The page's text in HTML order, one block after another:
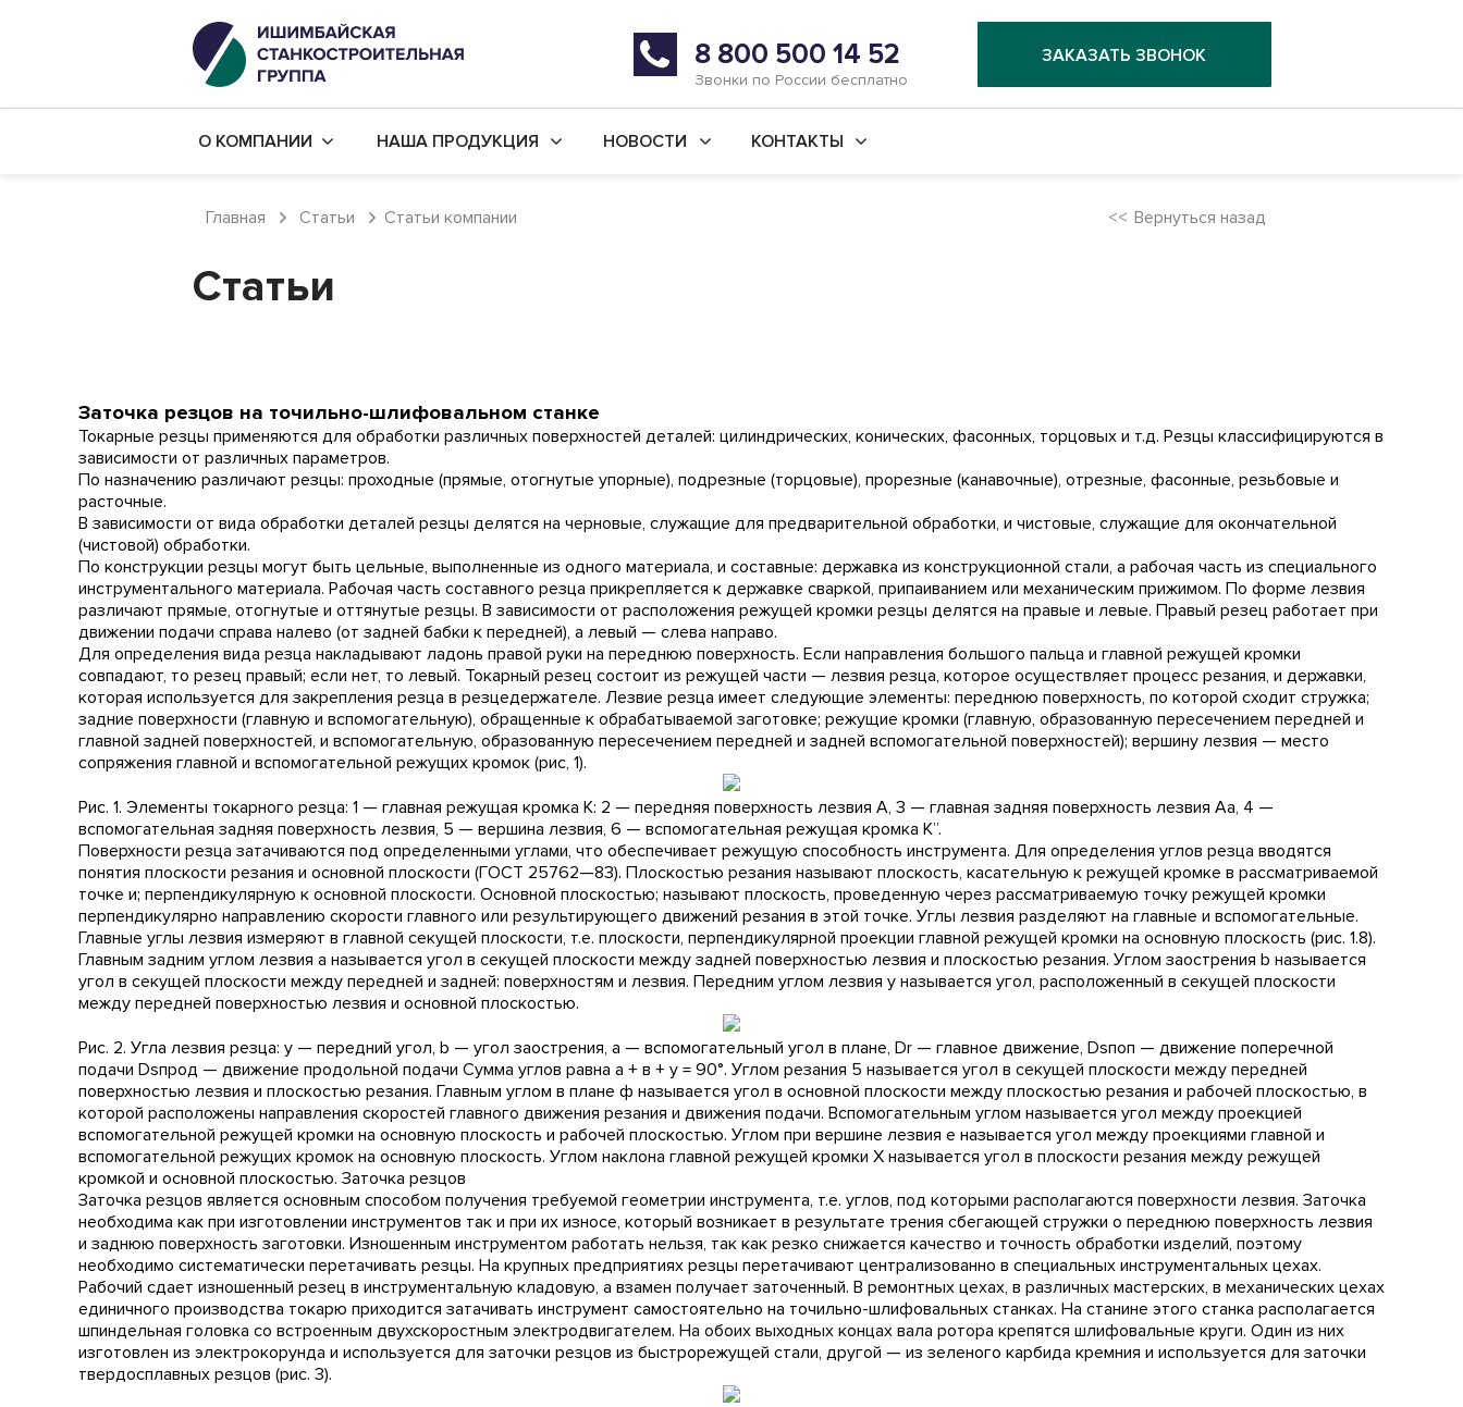
8 800 500 14 52
Звонки по России бесплатно
ЗАКАЗАТЬ ЗВОНОК
О КОМПАНИИ
Наши заказчики
НАША ПРОДУКЦИЯ
Готовые станки
НОВОСТИ КОНТАКТЫ
Главная Статьи Статьи компании Вернуться назад
Статьи
Заточка резцов на точильно-шлифовальном станке
Токарные резцы применяются для обработки различных поверхностей деталей: цилиндрических, конических, фасонных, торцовых и т.д. Резцы классифицируются в
зависимости от различных параметров.
По назначению различают резцы: проходные (прямые, отогнутые упорные), подрезные (торцовые), прорезные (канавочные), отрезные, фасонные, резьбовые и
расточные.
В зависимости от вида обработки деталей резцы делятся на черновые, служащие для предварительной обработки, и чистовые, служащие для окончательной
(чистовой) обработки.
По конструкции резцы могут быть цельные, выполненные из одного материала, и составные: державка из конструкционной стали, а рабочая часть из специального
инструментального материала. Рабочая часть составного резца прикрепляется к державке сваркой, припаиванием или механическим прижимом. По форме лезвия
различают прямые, отогнутые и оттянутые резцы. В зависимости от расположения режущей кромки резцы делятся на правые и левые. Правый резец работает при
движении подачи справа налево (от задней бабки к передней), а левый — слева направо.
Для определения вида резца накладывают ладонь правой руки на переднюю поверхность. Если направления большого пальца и главной режущей кромки
совпадают, то резец правый; если нет, то левый. Токарный резец состоит из режущей части — лезвия резца, которое осуществляет процесс резания, и державки,
которая используется для закрепления резца в резцедержателе. Лезвие резца имеет следующие элементы: переднюю поверхность, по которой сходит стружка;
задние поверхности (главную и вспомогательную), обращенные к обрабатываемой заготовке; режущие кромки (главную, образованную пересечением передней и
главной задней поверхностей, и вспомогательную, образованную пересечением передней и задней вспомогательной поверхностей); вершину лезвия — место
сопряжения главной и вспомогательной режущих кромок (рис, 1).
Рис. 1. Элементы токарного резца: 1 — главная режущая кромка К: 2 — передняя поверхность лезвия А, 3 — главная задняя поверхность лезвия Аa, 4 —
вспомогательная задняя поверхность лезвия, 5 — вершина лезвия, 6 — вспомогательная режущая кромка К”.
Поверхности резца затачиваются под определенными углами, что обеспечивает режущую способность инструмента. Для определения углов резца вводятся
понятия плоскости резания и основной плоскости (ГОСТ 25762—83). Плоскостью резания называют плоскость, касательную к режущей кромке в рассматриваемой
точке и; перпендикулярную к основной плоскости. Основной плоскостью; называют плоскость, проведенную через рассматриваемую точку режущей кромки
перпендикулярно направлению скорости главного или результирующего движений резания в этой точке. Углы лезвия разделяют на главные и вспомогательные.
Главные углы лезвия измеряют в главной секущей плоскости, т.е. плоскости, перпендикулярной проекции главной режущей кромки на основную плоскость (рис. 1.8).
Главным задним углом лезвия а называется угол в секущей плоскости между задней поверхностью лезвия и плоскостью резания. Углом заострения b называется
угол в секущей плоскости между передней и задней: поверхностям и лезвия. Передним углом лезвия y называется угол, расположенный в секущей плоскости
между передней поверхностью лезвия и основной плоскостью.
Рис. 2. Угла лезвия резца: y — передний угол, b — угол заострения, а — вспомогательный угол в плане, Dr — главное движение, Dsпоп — движение поперечной
подачи Dsпрод — движение продольной подачи Сумма углов равна а + в + у = 90°. Углом резания 5 называется угол в секущей плоскости между передней
поверхностью лезвия и плоскостью резания. Главным углом в плане ф называется угол в основной плоскости между плоскостью резания и рабочей плоскостью, в
которой расположены направления скоростей главного движения резания и движения подачи. Вспомогательным углом называется угол между проекцией
вспомогательной режущей кромки на основную плоскость и рабочей плоскостью. Углом при вершине лезвия е называется угол между проекциями главной и
вспомогательной режущих кромок на основную плоскость. Углом наклона главной режущей кромки X называется угол в плоскости резания между режущей
кромкой и основной плоскостью. Заточка резцов
Заточка резцов является основным способом получения требуемой геометрии инструмента, т.е. углов, под которыми располагаются поверхности лезвия. Заточка
необходима как при изготовлении инструментов так и при их износе, который возникает в результате трения сбегающей стружки о переднюю поверхность лезвия
и заднюю поверхность заготовки. Изношенным инструментом работать нельзя, так как резко снижается качество и точность обработки изделий, поэтому
необходимо систематически перетачивать резцы. На крупных предприятиях резцы перетачивают централизованно в специальных инструментальных цехах.
Рабочий сдает изношенный резец в инструментальную кладовую, а взамен получает заточенный. В ремонтных цехах, в различных мастерских, в механических цехах
единичного производства токарю приходится затачивать инструмент самостоятельно на точильно-шлифовальных станках. На станине этого станка располагается
шпиндельная головка со встроенным двухскоростным электродвигателем. На обоих выходных концах вала ротора крепятся шлифовальные круги. Один из них
изготовлен из электрокорунда и используется для заточки резцов из быстрорежущей стали, другой — из зеленого карбида кремния и используется для заточки
твердосплавных резцов (рис. 3).